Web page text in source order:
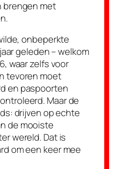
brengen met
onbeperkte
geleden – welkom
waar zelfs voor
tevoren moet
en paspoorten
Maar de
drijven op echte
de mooiste
wereld. Dat is
om een keer mee